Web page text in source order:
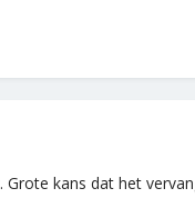
kans dat het